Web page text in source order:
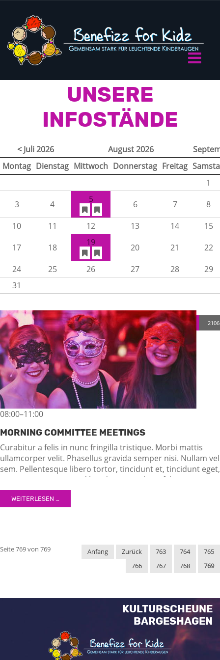
UNSERE
INFOSTÄNDE
< Juli 2026 August 2026
Montag Dienstag Mittwoch Donnerstag Freitag
1
3
4 5 6 7
8
10
11 12 13 14
15
17
18 19 20 21
22
24
25 26 27 28
29
31
08:00–11:00
MORNING COMMITTEE MEETINGS
Curabitur a felis in nunc fringilla tristique. Morbi mattis
ullamcorper velit. Phasellus gravida semper nisi. Nullam vel
sem. Pellentesque libero tortor, tincidunt et, tincidunt eget,
semper nec, quam. Sed hendrerit. Morbi ac felis. Nunc
egestas, augue at pellentesque laoreet.
WEITERLESEN …
Seite 769 von 769 Anfang Zurück 763 764
765
766
767 768 769
KULTURSCHEUNE
BARGESHAGEN